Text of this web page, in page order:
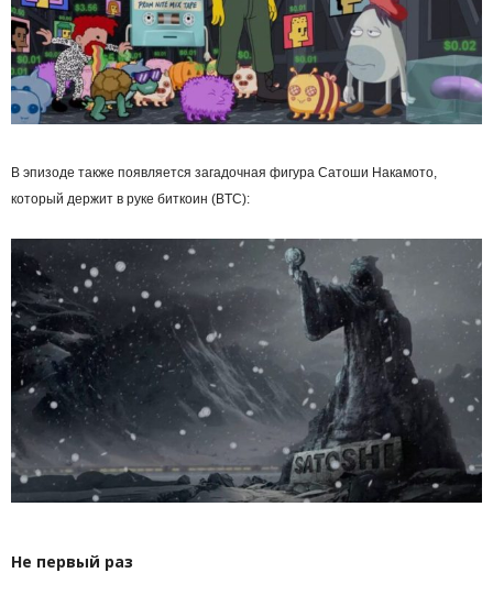
В эпизоде также появляется загадочная фигура Сатоши Накамото,
который держит в руке биткоин (BTC):
Не первый раз